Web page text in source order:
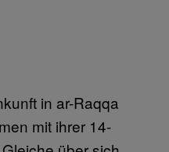
in ar-Raqqa
mit ihrer 14-